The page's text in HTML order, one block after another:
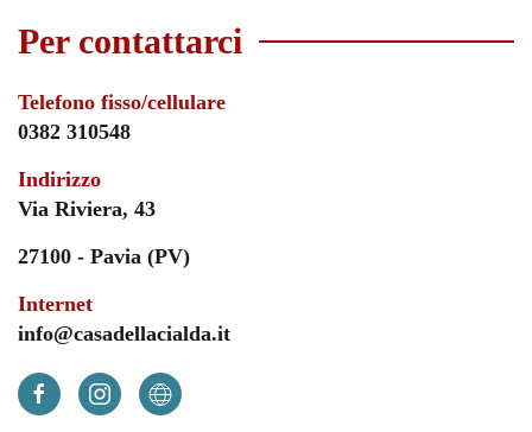
Per contattarci
Telefono fisso/cellulare
0382 310548
Indirizzo
Via Riviera, 43
27100 - Pavia (PV)
Internet
info@casadellacialda.it